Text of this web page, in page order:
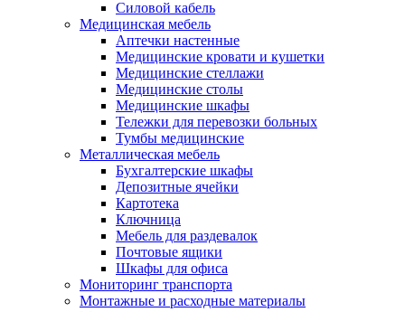
Силовой кабель
Медицинская мебель
Аптечки настенные
Медицинские кровати и кушетки
Медицинские стеллажи
Медицинские столы
Медицинские шкафы
Тележки для перевозки больных
Тумбы медицинские
Металлическая мебель
Бухгалтерские шкафы
Депозитные ячейки
Картотека
Ключница
Мебель для раздевалок
Почтовые ящики
Шкафы для офиса
Мониторинг транспорта
Монтажные и расходные материалы